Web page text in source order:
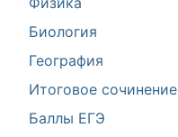
Биология
География
Итоговое сочинение
Баллы ЕГЭ